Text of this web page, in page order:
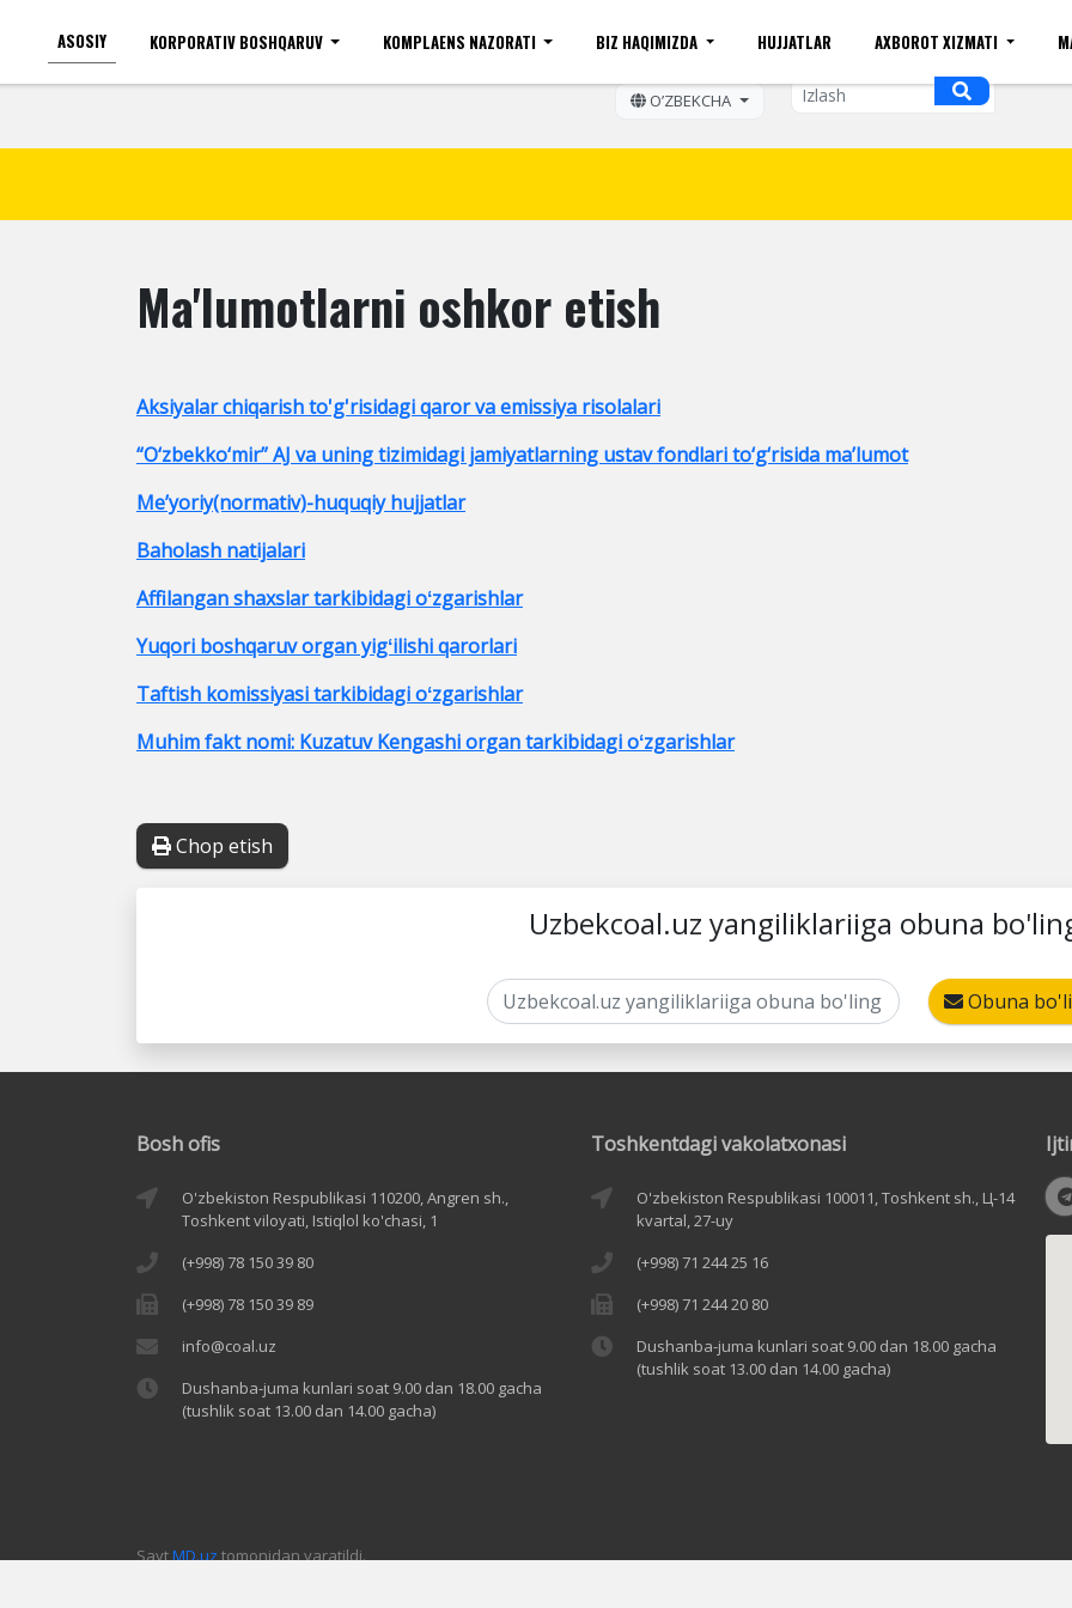
Ko'zi ojizlar uchun Shrift kattaligi Sayt xaritasi Mobil ko'rinishi Bo'sh ish
OʼZBEKCHA
ASOSIY KORPORATIV BOSHQARUV KOMPLAENS NAZORATI BIZ HAQIMIZDA HUJJATLAR AXBOROT XIZMATI
Ma'lumotlarni oshkor etish
Aksiyalar chiqarish to'g'risidagi qaror va emissiya risolalari
“O‘zbekko‘mir” AJ va uning tizimidagi jamiyatlarning ustav fondlari to‘g‘risida maʼlumot
Me’yoriy(normativ)-huquqiy hujjatlar
Baholash natijalari
Affilangan shaxslar tarkibidagi oʻzgarishlar
Yuqori boshqaruv organ yigʻilishi qarorlari
Taftish komissiyasi tarkibidagi oʻzgarishlar
Muhim fakt nomi: Kuzatuv Kengashi organ tarkibidagi oʻzgarishlar
Chop etish
Uzbekcoal.uz yangiliklariiga obuna
Obuna
Bosh ofis
O'zbekiston Respublikasi 110200, Angren sh.,
Toshkent viloyati, Istiqlol ko'chasi, 1
(+998) 78 150 39 80
(+998) 78 150 39 89
info@coal.uz
Dushanba-juma kunlari soat 9.00 dan 18.00 gacha
(tushlik soat 13.00 dan 14.00 gacha)
Toshkentdagi vakolatxonasi
O'zbekiston Respublikasi 100011, Toshkent sh., Ц-14
kvartal, 27-uy
(+998) 71 244 25 16
(+998) 71 244 20 80
Dushanba-juma kunlari soat 9.00 dan 18.00 gacha
(tushlik soat 13.00 dan 14.00 gacha)
SaytMD.uztomonidan yaratildi.